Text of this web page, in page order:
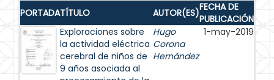
PORTADATÍTULO AUTOR(ES)FECHA DE
PUBLICACIÓN
Exploraciones sobre
la actividad eléctrica
cerebral de niños de
9 años asociada al
Hugo
Corona
Hernández
1-may-2019